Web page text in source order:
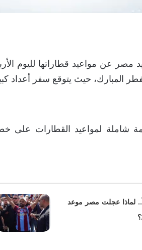
المبارك، حيث يتوقع سفر أعداد
شاملة لمواعيد القطارات على
183 يوماً.. لماذا عجلت مصر موعد